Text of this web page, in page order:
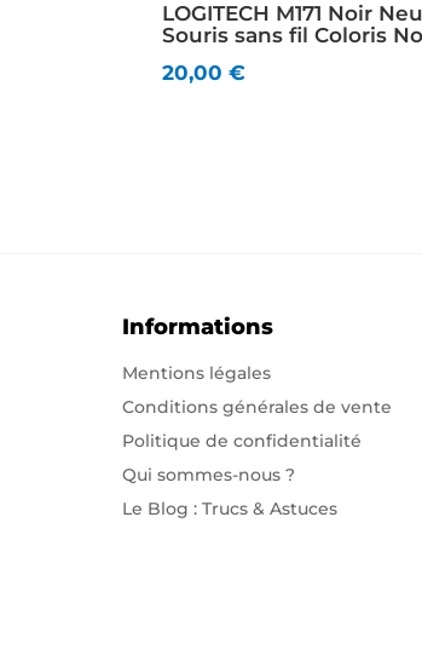
LOGITECH M171 Noir
Souris sans fil Coloris
20,00€
Informations
Mentions légales
Conditions générales de vente
Politique de confidentialité
Qui sommes-nous?
Le Blog : Trucs & Astuces